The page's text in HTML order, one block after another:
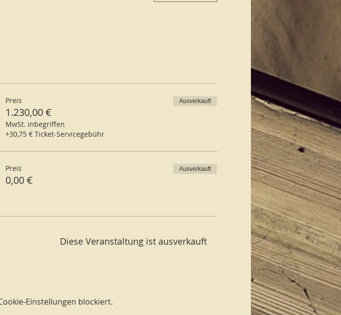
Preis
1.230,00 €
MwSt. inbegriffen
+30,75 € Ticket-Servicegebühr
Ausverkauft
Preis
0,00 €
Ausverkauft
Diese Veranstaltung ist ausverkauft
Einstellungen blockiert.